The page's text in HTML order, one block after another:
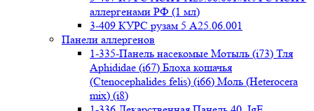
аллергенами РФ (1 мл)
3-409 КУРС рузам 5 А25.06.001
Панели аллергенов
1-335-Панель насекомые Мотыль (i73) Тля
Aphididae (i67) Блоха кошачья
(Ctenocephalides felis) (i66) Моль (Heterocera
mix) (i8)